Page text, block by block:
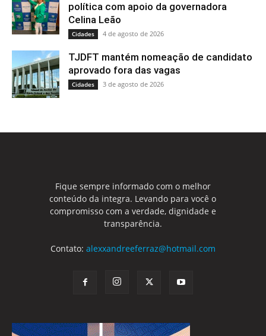
política com apoio da governadora
Celina Leão
Cidades 4 de agosto de 2026
TJDFT mantém nomeação de candidato
aprovado fora das vagas
Cidades 3 de agosto de 2026
Fique sempre informado com o melhor
conteúdo da integra. Levando para você o
compromisso com a verdade, dignidade e
transparência.
Contato: alexxandreeferraz@hotmail.com